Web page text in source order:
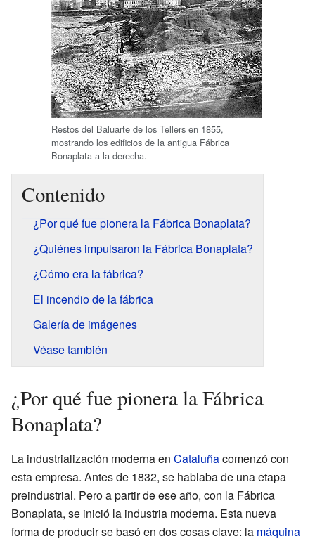
Restos del Baluarte de los Tellers en 1855,
mostrando los edificios de la antigua Fábrica
Bonaplata a la derecha.
Contenido
¿Por qué fue pionera la Fábrica Bonaplata?
¿Quiénes impulsaron la Fábrica Bonaplata?
¿Cómo era la fábrica?
El incendio de la fábrica
Galería de imágenes
Véase también
¿Por qué fue pionera la Fábrica
Bonaplata?
La industrialización moderna en Cataluñacomenzó con
esta empresa. Antes de 1832, se hablaba de una etapa
preindustrial. Pero a partir de ese año, con la Fábrica
Bonaplata, se inició la industria moderna. Esta nueva
forma de producir se basó en dos cosas clave: la máquina